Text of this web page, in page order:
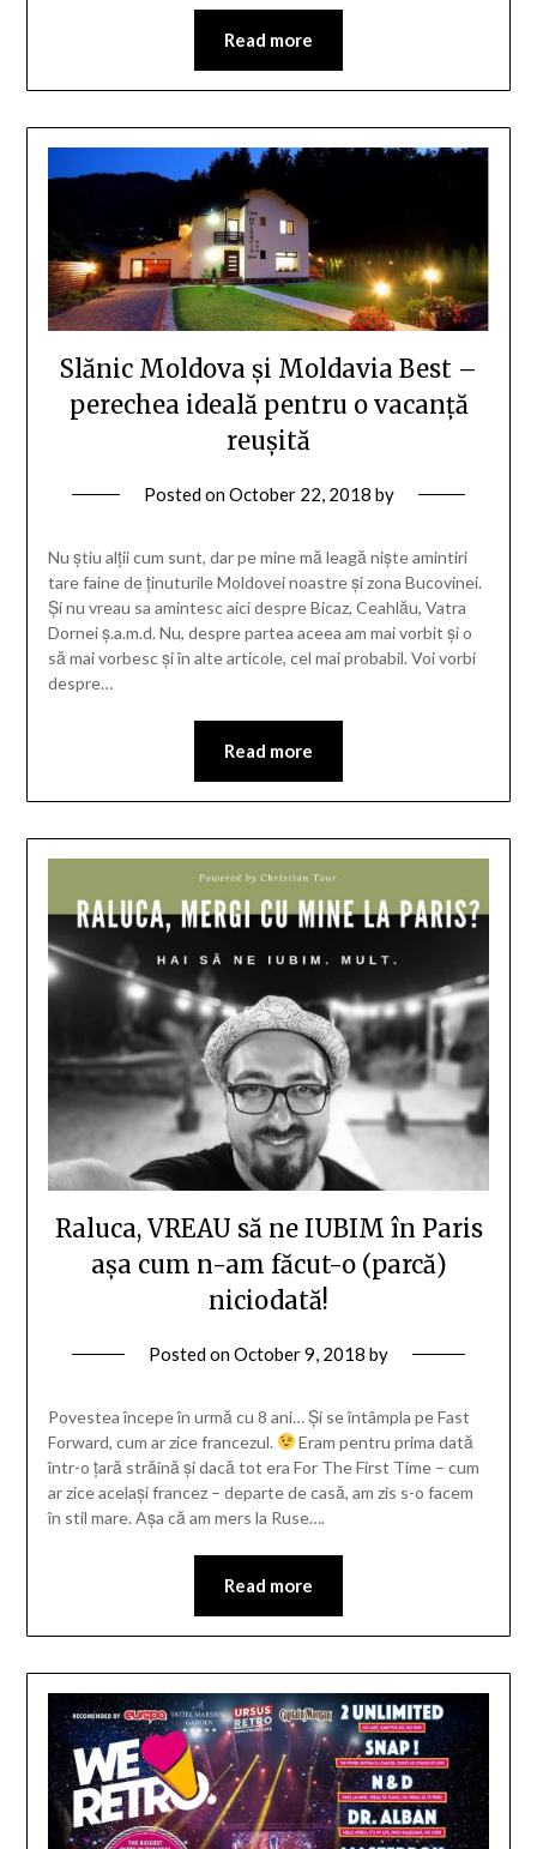
Read more
Slănic Moldova și Moldavia Best –
perechea ideală pentru o vacanță
reușită
Posted onOctober 22, 2018 by
Nu știu alții cum sunt, dar pe mine mă leagă niște amintiri
tare faine de ținuturile Moldovei noastre și zona Bucovinei.
Și nu vreau sa amintesc aici despre Bicaz, Ceahlău, Vatra
Dornei ș.a.m.d. Nu, despre partea aceea am mai vorbit și o
să mai vorbesc și în alte articole, cel mai probabil. Voi vorbi
despre…
Read more
Raluca, VREAU să ne IUBIM în Paris
așa cum n-am făcut-o (parcă)
niciodată!
Posted onOctober 9, 2018 by
Povestea începe în urmă cu 8 ani… Și se întâmpla pe Fast
Forward, cum ar zice francezul.
Eram pentru prima dată
într-o țară străină și dacă tot era For The First Time – cum
ar zice același francez – departe de casă, am zis s-o facem
în stil mare. Așa că am mers la Ruse….
Read more